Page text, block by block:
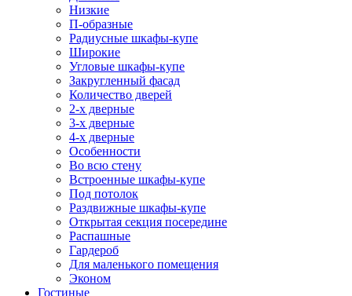
Низкие
П-образные
Радиусные шкафы-купе
Широкие
Угловые шкафы-купе
Закругленный фасад
Количество дверей
2-х дверные
3-х дверные
4-х дверные
Особенности
Во всю стену
Встроенные шкафы-купе
Под потолок
Раздвижные шкафы-купе
Открытая секция посередине
Распашные
Гардероб
Для маленького помещения
Эконом
Гостиные